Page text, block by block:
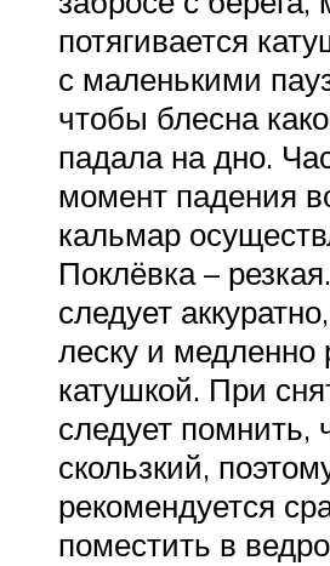
потягивается
с маленькими
чтобы блесна
падала на дно.
момент падения
кальмар
Поклёвка –
следует
леску и медленно
катушкой. При
следует помнить,
скользкий,
рекомендуется
поместить в